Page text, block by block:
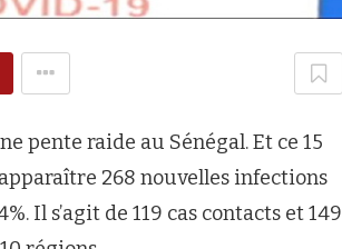
pente raide au Sénégal. Et ce 15
268 nouvelles infections
Il s’agit de 119 cas contacts et 149